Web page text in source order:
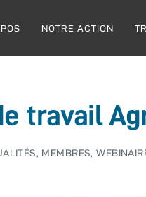
NOTRE ACTION
travail
MEMBRES